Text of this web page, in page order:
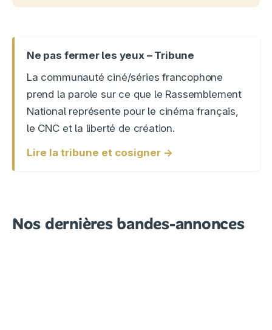
Ne pas fermer les yeux – Tribune
La communauté ciné/séries francophone
prend la parole sur ce que le Rassemblement
National représente pour le cinéma français,
le CNC et la liberté de création.
Lire la tribune et cosigner →
Nos dernières bandes-annonces